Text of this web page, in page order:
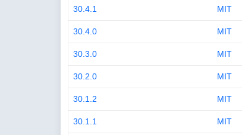
30.4.1 MIT
30.4.0 MIT
30.3.0 MIT
30.2.0 MIT
30.1.2 MIT
30.1.1 MIT